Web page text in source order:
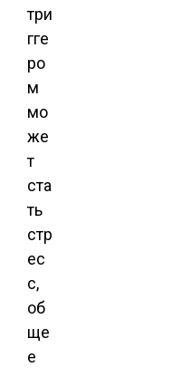
три
гге
ро
м
мо
же
т
ста
ть
стр
ес
с,
об
ще
е